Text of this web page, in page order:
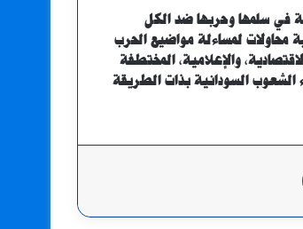
في سلمها وحربها ضد الكل
محاولات لمساءلة مواضيع الحرب
والإعلامية، المختطفة
الشعوب السودانية بذات الطريقة